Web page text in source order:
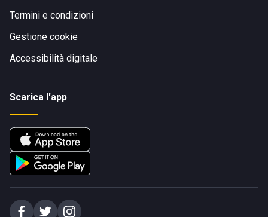
Termini e condizioni
Gestione cookie
Accessibilità digitale
Scarica l'app